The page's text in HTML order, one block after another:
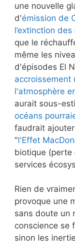
une nouvelle
d'émission de
l’extinction
que le
même les
d'épisodes El
accroissement
l'atmosphère
aurait sous-
océans
faudrait
"l'Effet
biotique (perte
services
Rien de
provoque une
sans doute un
conscience se
sinon les